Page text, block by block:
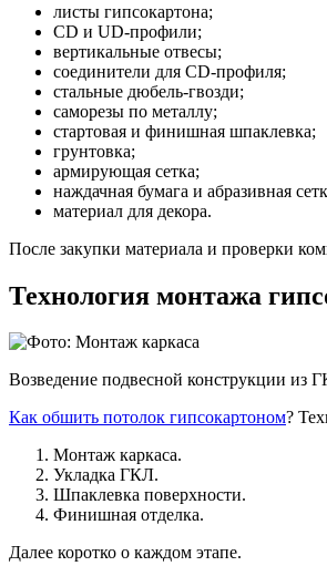
листы гипсокартона;
CD и UD-профили;
вертикальные отвесы;
соединители для CD-профиля;
стальные дюбель-гвозди;
саморезы по металлу;
стартовая и финишная шпаклевка;
грунтовка;
армирующая сетка;
наждачная бумага и абразивная
материал для декора.
После закупки материала и проверки
Технология монтажа
Возведение подвесной конструкции из
Как обшить потолок гипсокартоном?
Монтаж каркаса.
Укладка ГКЛ.
Шпаклевка поверхности.
Финишная отделка.
Далее коротко о каждом этапе.